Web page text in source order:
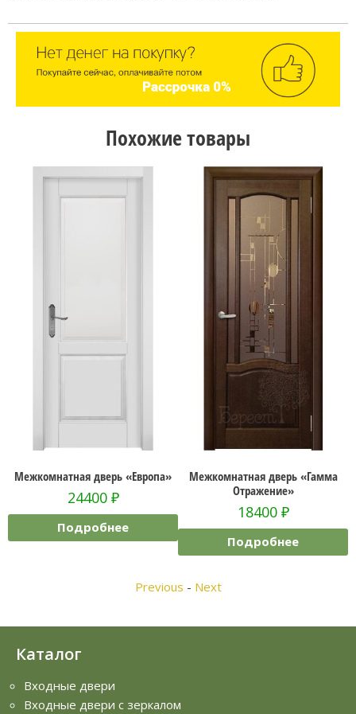
Похожие товары
Межкомнатная дверь «Европа»
24400 ₽
Подробнее
Межкомнатная дверь «Гамма
Отражение»
18400 ₽
Подробнее
Previous - Next
Каталог
Входные двери
Входные двери с зеркалом